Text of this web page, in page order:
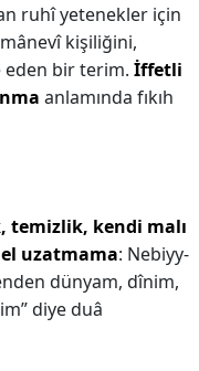
ruhî yetenekler için
kişiliğini,
eden bir terim. İffetli
anlamında fıkıh
temizlik, kendi malı
uzatmama: Nebiyy-
dünyam, dînim,
diye duâ